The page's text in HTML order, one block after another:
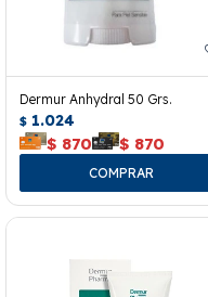
Dermur Anhydral 50 Grs.
$ 1.024
$ 870 $ 870